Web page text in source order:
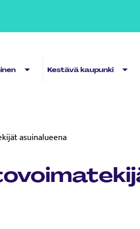
Sub menuKestävä kaupunki Sub
asuinalueena